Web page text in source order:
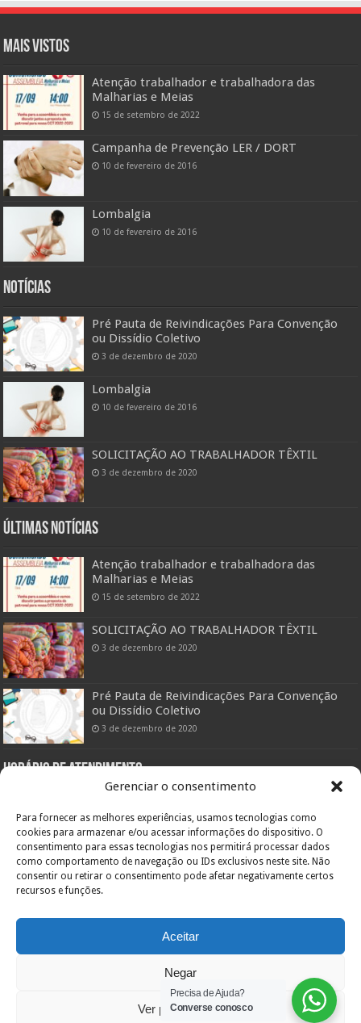
Gerenciar o consentimento
Para fornecer as melhores experiências, usamos tecnologias como
cookies para armazenar e/ou acessar informações do dispositivo. O
consentimento para essas tecnologias nos permitirá processar dados
como comportamento de navegação ou IDs exclusivos neste site. Não
consentir ou retirar o consentimento pode afetar negativamente certos
recursos e funções.
Aceitar
Negar
Ver preferências
Mais vistos
Atenção trabalhador e trabalhadora das
Malharias e Meias
15 de setembro de 2022
Campanha de Prevenção LER / DORT
10 de fevereiro de 2016
Lombalgia
10 de fevereiro de 2016
Notícias
Pré Pauta de Reivindicações Para Convenção
ou Dissídio Coletivo
3 de dezembro de 2020
Lombalgia
10 de fevereiro de 2016
SOLICITAÇÃO AO TRABALHADOR TÊXTIL
3 de dezembro de 2020
Últimas Notícias
Atenção trabalhador e trabalhadora das
Malharias e Meias
15 de setembro de 2022
SOLICITAÇÃO AO TRABALHADOR TÊXTIL
3 de dezembro de 2020
Pré Pauta de Reivindicações Para Convenção
ou Dissídio Coletivo
3 de dezembro de 2020
Horário de atendimento:
De segunda a sexta das 08:00hs às 12:00hs e das 14:00 às 18:00hs
Pelo telefone (47) 3433-0660
Setor Assistencial:
De segunda a sexta das 08:00hs às 11:30hs e das 13:00hs às 19:00hs
Pelo telefone (47) 3422-0303
Endereço:
Bairro América – 89204-060
Joinville – SC
Precisa de Ajuda?
Converse conosco